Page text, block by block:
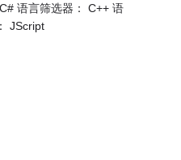
语言筛选器： C++ 语
JScript